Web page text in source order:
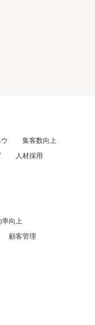
集客数向上
人材採用
率向上
顧客管理